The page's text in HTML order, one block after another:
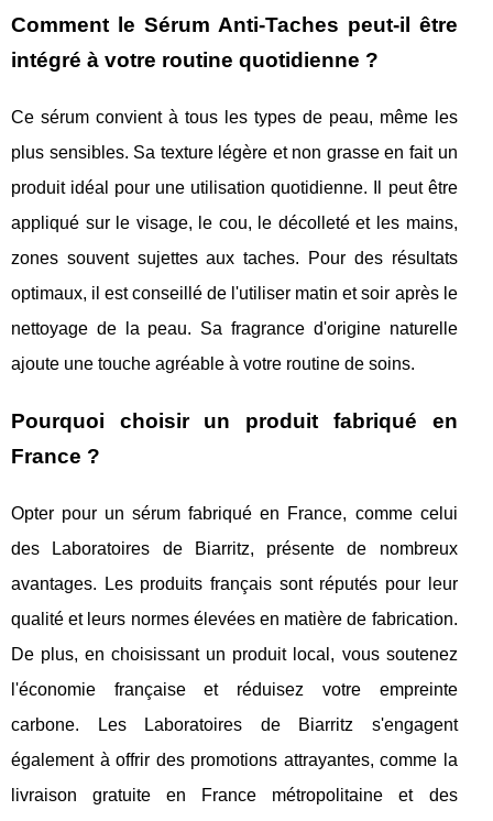
Comment le Sérum Anti-Taches peut-il être
intégré à votre routine quotidienne ?
Ce sérum convient à tous les types de peau, même les
plus sensibles. Sa texture légère et non grasse en fait un
produit idéal pour une utilisation quotidienne. Il peut être
appliqué sur le visage, le cou, le décolleté et les mains,
zones souvent sujettes aux taches. Pour des résultats
optimaux, il est conseillé de l'utiliser matin et soir après le
nettoyage de la peau. Sa fragrance d'origine naturelle
ajoute une touche agréable à votre routine de soins.
Pourquoi choisir un produit fabriqué en
France ?
Opter pour un sérum fabriqué en France, comme celui
des Laboratoires de Biarritz, présente de nombreux
avantages. Les produits français sont réputés pour leur
qualité et leurs normes élevées en matière de fabrication.
De plus, en choisissant un produit local, vous soutenez
l'économie française et réduisez votre empreinte
carbone. Les Laboratoires de Biarritz s'engagent
également à offrir des promotions attrayantes, comme la
livraison gratuite en France métropolitaine et des